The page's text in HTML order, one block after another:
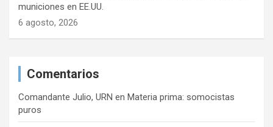
municiones en EE.UU.
6 agosto, 2026
Comentarios
Comandante Julio, URN en Materia prima: somocistas
puros